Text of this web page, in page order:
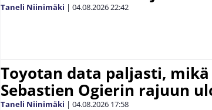
Taneli Niinimäki | 04.08.202622:42
Toyotan data paljasti,
Sebastien Ogierin rajuun
Taneli Niinimäki | 04.08.2026 17:58